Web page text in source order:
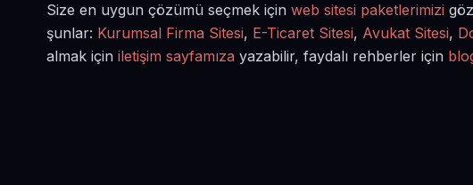
Size en uygun çözümü seçmek için web sitesi paketlerimizi
şunlar: Kurumsal Firma Sitesi, E-Ticaret Sitesi, Avukat Sitesi,
almak için iletişim sayfamıza yazabilir, faydalı rehberler için